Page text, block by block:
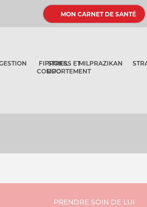
MON CARNET DE SANTÉ
STRESS ET
COMPORTEMENT
FIPROKIL
DUO
MILPRAZIKAN
PRENDRE SOIN DE LUI